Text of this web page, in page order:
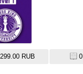
299.00 RUB